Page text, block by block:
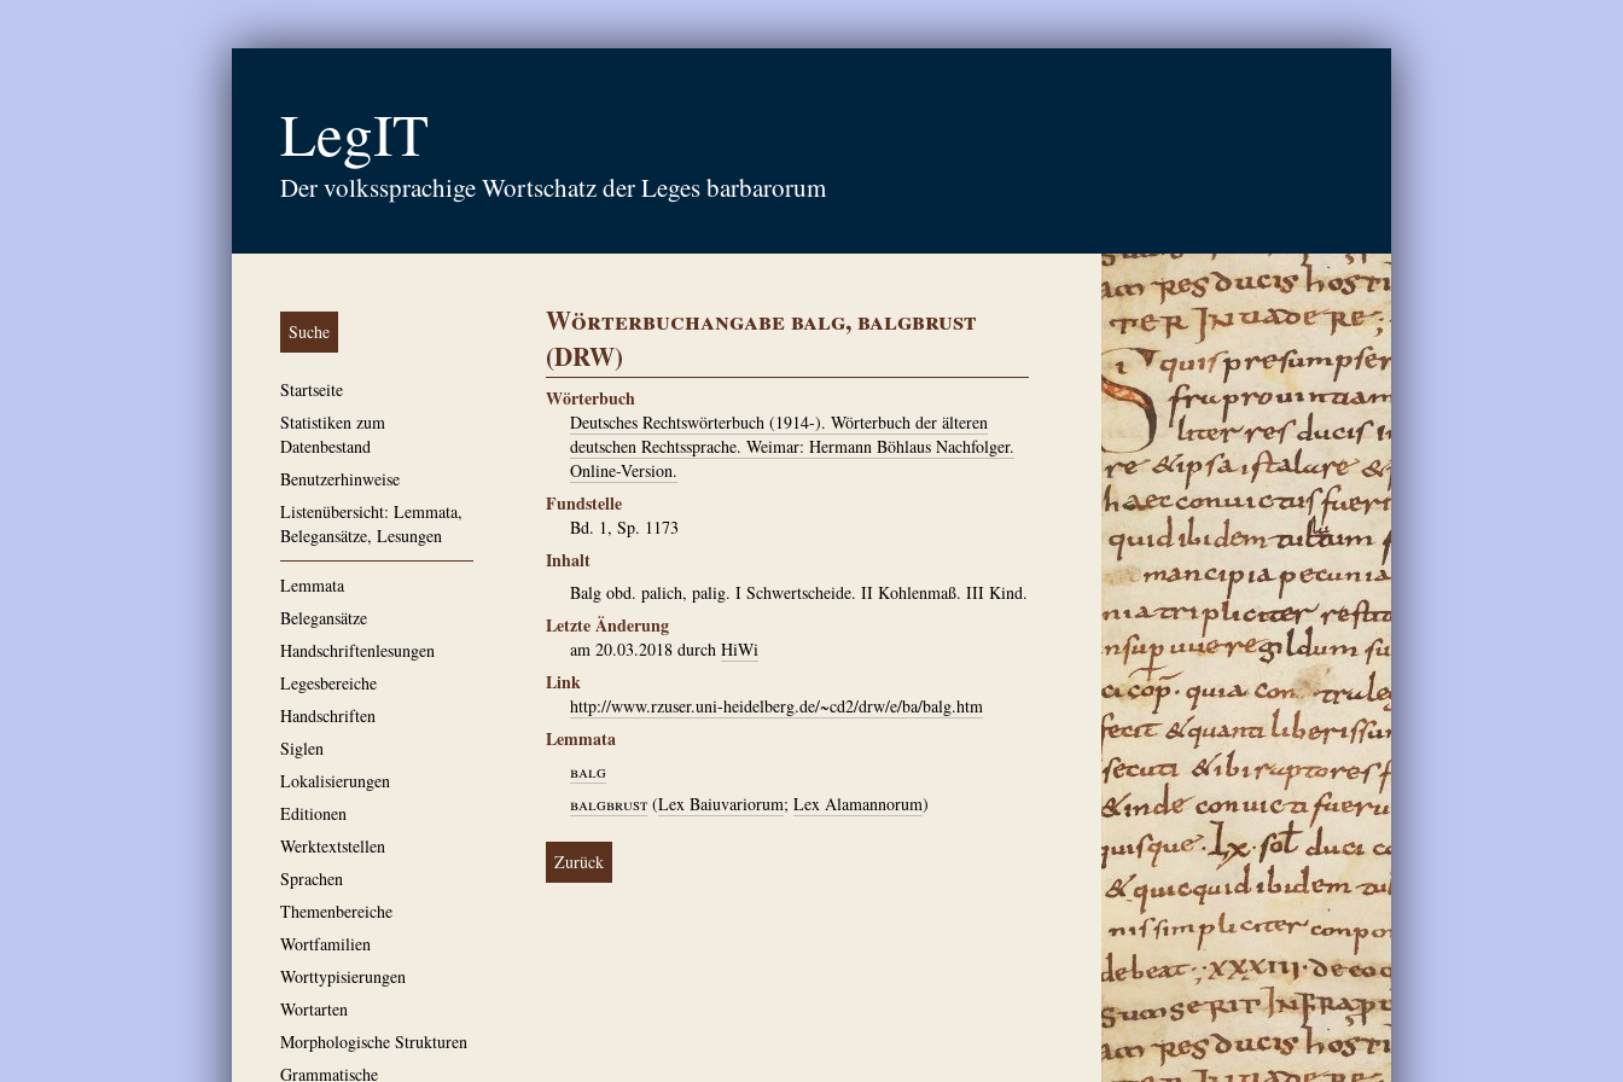
LegIT
Der volkssprachige Wortschatz der Leges barbarorum
Suche
Startseite
Statistiken zum
Datenbestand
Benutzerhinweise
Listenübersicht: Lemmata,
Belegansätze, Lesungen
Lemmata
Belegansätze
Handschriftenlesungen
Legesbereiche
Handschriften
Siglen
Lokalisierungen
Editionen
Werktextstellen
Sprachen
Themenbereiche
Wortfamilien
Worttypisierungen
Wortarten
Morphologische Strukturen
Grammatische
Wörterbuchangabe balg, balgbrust
(DRW)
Wörterbuch
Deutsches Rechtswörterbuch (1914-). Wörterbuch der älteren
deutschen Rechtssprache. Weimar: Hermann Böhlaus Nachfolger.
Online-Version.
Fundstelle
Bd. 1, Sp. 1173
Inhalt
Balg obd. palich, palig. I Schwertscheide. II Kohlenmaß. III Kind.
Letzte Änderung
am 20.03.2018 durch HiWi
Link
http://www.rzuser.uni-heidelberg.de/~cd2/drw/e/ba/balg.htm
Lemmata
balg
balgbrust(Lex Baiuvariorum; Lex Alamannorum)
Zurück